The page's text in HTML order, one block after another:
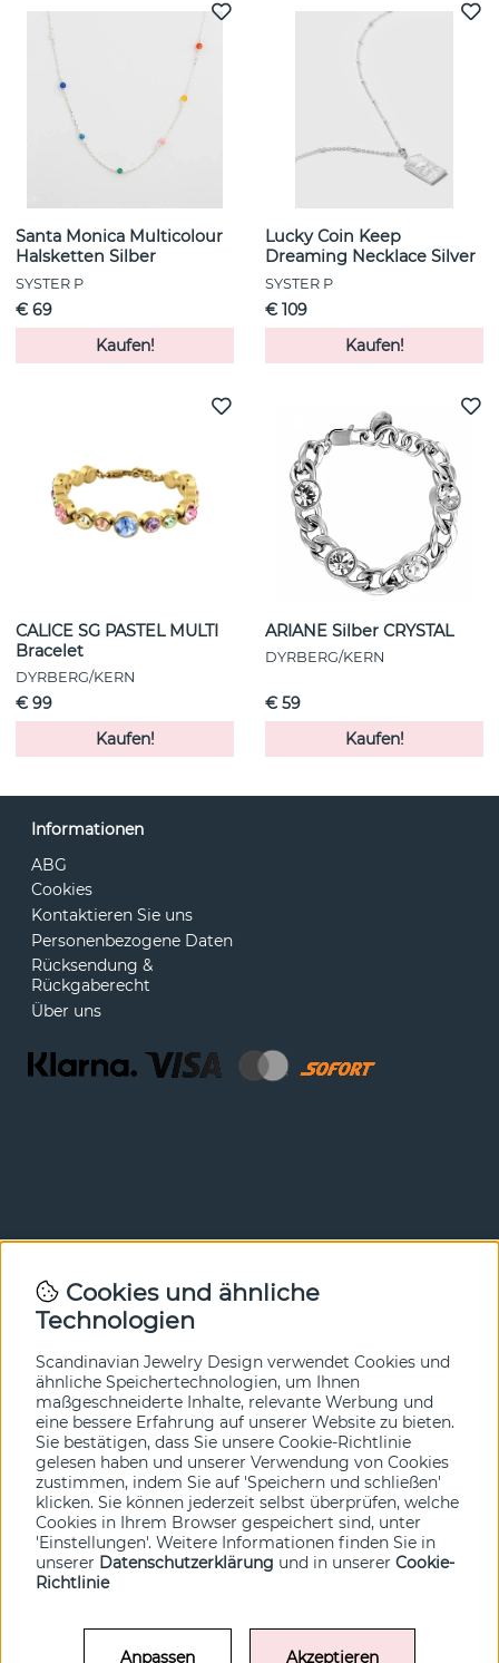
Santa Monica Multicolour
Halsketten Silber
SYSTER P
€ 69
Kaufen!
Lucky Coin Keep
Dreaming Necklace Silver
SYSTER P
€ 109
Kaufen!
CALICE SG PASTEL MULTI
Bracelet
DYRBERG/KERN
€ 99
Kaufen!
ARIANE Silber CRYSTAL
DYRBERG/KERN
€ 59
Kaufen!
Informationen
ABG
Cookies
Kontaktieren Sie uns
Personenbezogene Daten
Rücksendung &
Rückgaberecht
Über uns
Newsletter
In unserem Newsletter erfahren Sie vor allen anderen
hier an.
Ja bitte!
Cookies und ähnliche
Technologien
Scandinavian Jewelry Design verwendet Cookies und
ähnliche Speichertechnologien, um Ihnen
maßgeschneiderte Inhalte, relevante Werbung und
eine bessere Erfahrung auf unserer Website zu bieten.
Sie bestätigen, dass Sie unsere Cookie-Richtlinie
gelesen haben und unserer Verwendung von Cookies
zustimmen, indem Sie auf 'Speichern und schließen'
klicken. Sie können jederzeit selbst überprüfen, welche
Cookies in Ihrem Browser gespeichert sind, unter
'Einstellungen'. Weitere Informationen finden Sie in
unserer Datenschutzerklärung und in unserer Cookie-
Richtlinie
Anpassen Akzeptieren